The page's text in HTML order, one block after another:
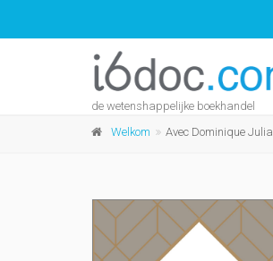
de wetenshappelijke boekhandel
Welkom Avec Dominique Julia